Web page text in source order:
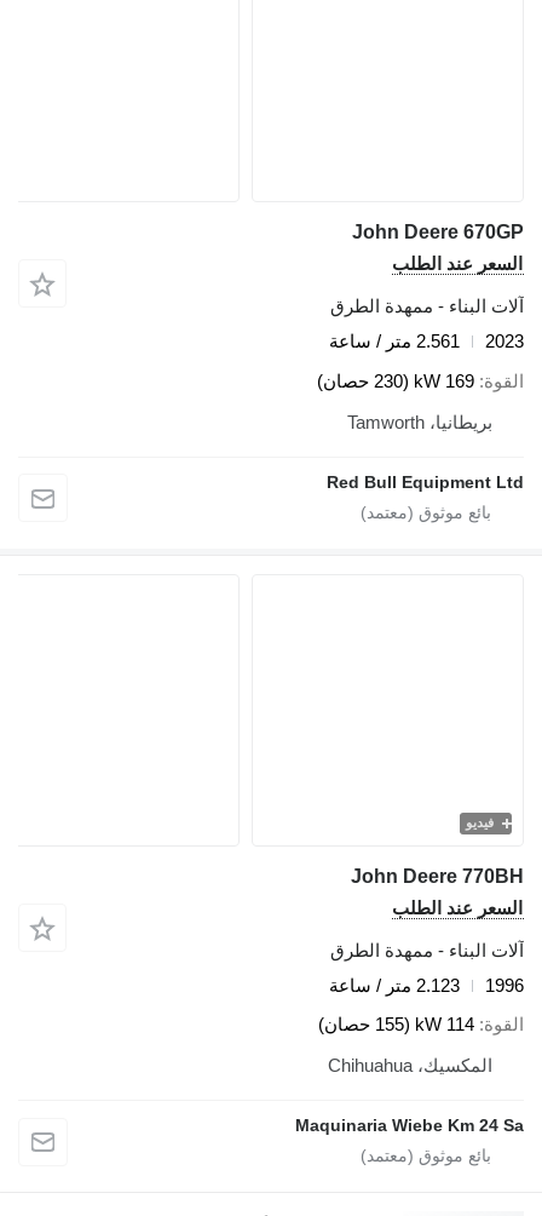
John Deere 670GP
السعر عند الطلب
آلات البناء - ممهدة الطرق
2023
2.561 متر / ساعة
القوة 169 kW (230 حصان)
بريطانيا، Tamworth
Red Bull Equipment Ltd
فيديو
John Deere 770BH
السعر عند الطلب
آلات البناء - ممهدة الطرق
1996
2.123 متر / ساعة
القوة 114 kW (155 حصان)
المكسيك، Chihuahua
Maquinaria Wiebe Km 24 Sa